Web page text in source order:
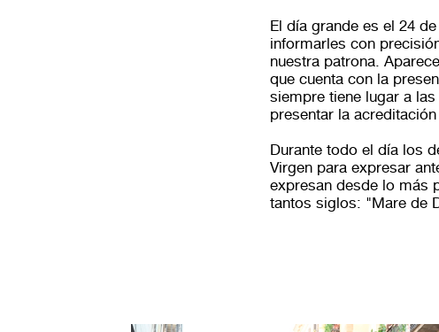
El día grande es el 24
informarles con
nuestra patrona.
que cuenta con la
siempre tiene lugar a
presentar la acreditación
Durante todo el día los
Virgen para expresar
expresan desde lo más
tantos siglos: "Mare de